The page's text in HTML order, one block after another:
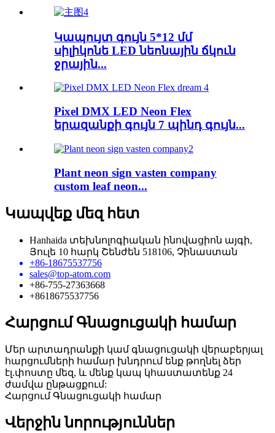
Կապույտ գույն 5*12 մմ
սիլիկոնե LED նեոնային ճկուն
ջրային...
Pixel DMX LED Neon Flex
երազանքի գույն 7 պինդ գույն...
Plant neon sign vasten company
custom leaf neon...
Կապվեք մեզ հետ
Hanhaida տեխնոլոգիական ինովացիոն այգի,
Յուլե 10 հարկ Շենժեն 518106, Չինաստան
+86-18675537756
sales@top-atom.com
+86-755-27363668
+8618675537756
Հարցում Գնացուցակի համար
Մեր արտադրանքի կամ գնացուցակի վերաբերյալ
հարցումների համար խնդրում ենք թողնել ձեր
էլ.փոստը մեզ, և մենք կապ կհաստատենք 24
ժամվա ընթացքում:
Հարցում Գնացուցակի համար
Վերջին նորություններ